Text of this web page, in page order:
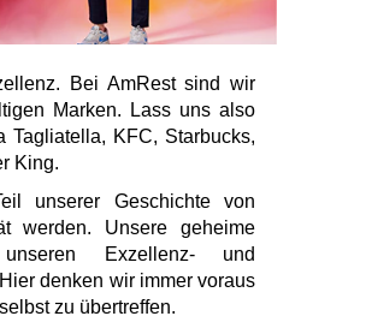
Bei AmRest sind wir
Marken. Lass uns also
Tagliatella, KFC, Starbucks,
King.
unserer Geschichte von
werden. Unsere geheime
Exzellenz- und
denken wir immer voraus
zu übertreffen.